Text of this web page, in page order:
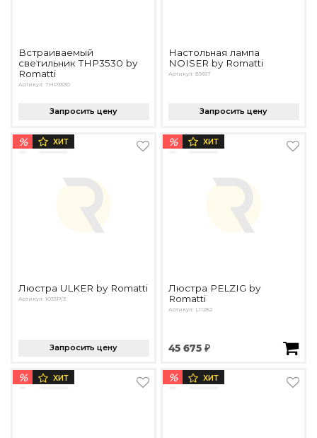
Встраиваемый
светильник THP3530 by
Romatti
Артикул: THP3530
Запросить цену
Настольная лампа
NOISER by Romatti
Артикул: 8966T
Запросить цену
% ХИТ
Люстра ULKER by Romatti
Артикул: 1033P/3
Запросить цену
% ХИТ
Люстра PELZIG by
Romatti
Артикул: L11282
45 675 ₽
% ХИТ % ХИТ